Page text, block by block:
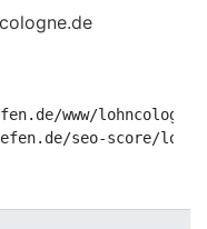
www/
seo-score/